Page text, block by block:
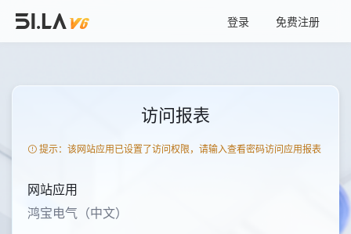
登录 免费注册
访问报表
提示：该网站应用已设置了访问权限，请输入查看密码访问应用报表
网站应用
鸿宝电气（中文）